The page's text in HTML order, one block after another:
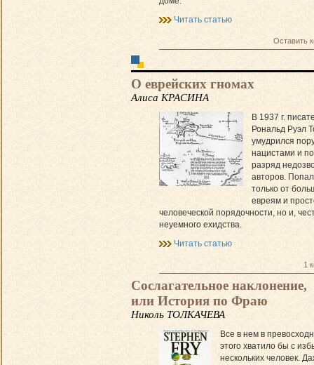
Читать статью
Оставить
О еврейских гномах
Алиса КРАСИНА
В 1937 г.
Рональд Руэл
умудрился
нацистами и
разряд
авторов.
только от
евреям и
человеческой порядочности, но и,
неуемного ехидства.
Читать статью
1
Сослагательное наклонение,
или История по Фраю
Николь ТОЛКАЧЕВА
Все в нем в
этого хватило бы с
нескольких человек.